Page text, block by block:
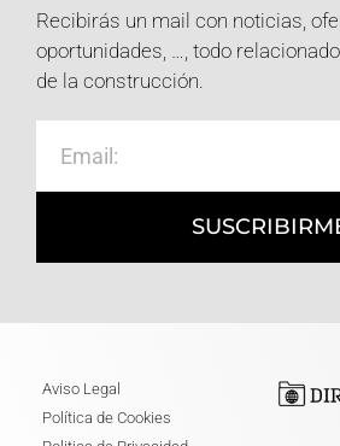
Recibirás un mail con noticias,
oportunidades, …, todo
de la construcción.
Aviso Legal
Política de Cookies